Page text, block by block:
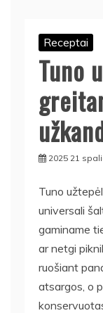
Receptai
Tuno
2025 21
Tuno
universali
gaminame
ar netgi
ruošiant
atsargos, o